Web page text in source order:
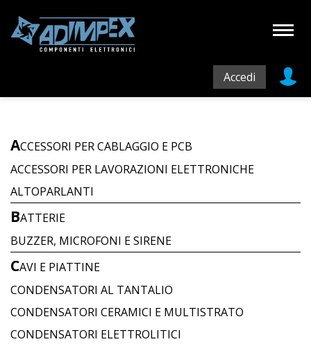
Accedi
ACCESSORI PER CABLAGGIO E PCB
ACCESSORI PER LAVORAZIONI ELETTRONICHE
ALTOPARLANTI
BATTERIE
BUZZER, MICROFONI E SIRENE
CAVI E PIATTINE
CONDENSATORI AL TANTALIO
CONDENSATORI CERAMICI E MULTISTRATO
CONDENSATORI ELETTROLITICI